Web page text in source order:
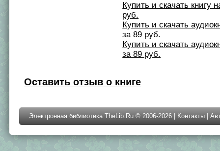
Купить и скачать книгу
руб.
Купить и скачать
за 89 руб.
Купить и скачать
за 89 руб.
Оставить отзыв о книге
Электронная библиотека TheLib.Ru © 2006-2026 | Контакты |